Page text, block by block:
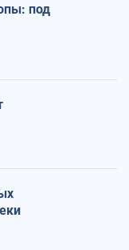
под